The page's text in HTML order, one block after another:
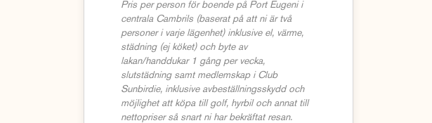
Pris per person för boende på Port Eugeni i
centrala Cambrils (baserat på att ni är två
personer i varje lägenhet) inklusive el, värme,
städning (ej köket) och byte av
lakan/handdukar 1 gång per vecka,
slutstädning samt medlemskap i Club
Sunbirdie, inklusive avbeställningsskydd och
möjlighet att köpa till golf, hyrbil och annat till
nettopriser så snart ni har bekräftat resan.